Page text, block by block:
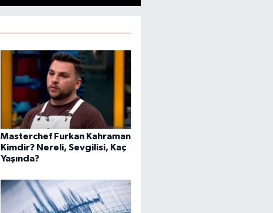
Masterchef Furkan Kahraman
Kimdir? Nereli, Sevgilisi, Kaç
Yaşında?